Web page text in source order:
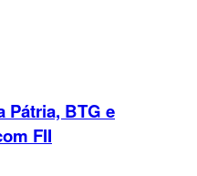
Pátria, BTG e
FII